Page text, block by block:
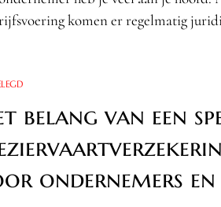
komen er regelmatig
belang van een
ondernemers